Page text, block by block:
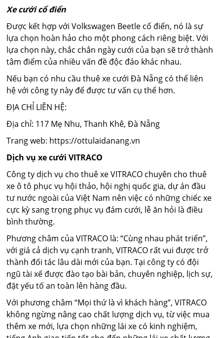
Xe cưới cổ điển
Được kết hợp với Volkswagen Beetle cổ điển, nó là sự
lựa chọn hoàn hảo cho một phong cách riêng biệt. Với
lựa chọn này, chắc chắn ngày cưới của bạn sẽ trở thành
tâm điểm của nhiều vấn đề độc đáo khác nhau.
Nếu bạn có nhu cầu thuê xe cưới Đà Nẵng có thể liên
hệ với công ty này để được tư vấn cụ thể hơn.
ĐỊA CHỈ LIÊN HỆ:
Địa chỉ: 117 Mẹ Nhu, Thanh Khê, Đà Nẵng
Trang web: https://ottulaidanang.vn
Dịch vụ xe cưới VITRACO
Công ty dịch vụ cho thuê xe VITRACO chuyên cho thuê
xe ô tô phục vụ hội thảo, hội nghị quốc gia, dự án đầu
tư nước ngoài của Việt Nam nên việc có những chiếc xe
cực kỳ sang trọng phục vụ đám cưới, lễ ăn hỏi là điều
bình thường.
Phương châm của VITRACO là: “Cùng nhau phát triển”,
với giá cả dịch vụ cạnh tranh, VITRACO rất vui được trở
thành đối tác lâu dài mới của bạn. Tại công ty có đội
ngũ tài xế được đào tạo bài bản, chuyên nghiệp, lịch sự,
đặt yếu tố an toàn lên hàng đầu.
Với phương châm “Mọi thứ là vì khách hàng”, VITRACO
không ngừng nâng cao chất lượng dịch vụ, từ việc mua
thêm xe mới, lựa chọn những lái xe có kinh nghiệm,